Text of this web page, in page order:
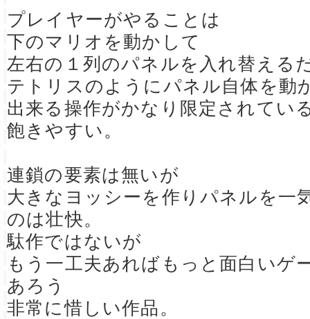
プレイヤーがやることは
下のマリオを動かして
左右の１列のパネルを入れ替える
テトリスのようにパネル自体を動
出来る操作がかなり限定されてい
飽きやすい。
連鎖の要素は無いが
大きなヨッシーを作りパネルを一
のは壮快。
駄作ではないが
もう一工夫あればもっと面白いゲ
あろう
非常に惜しい作品。